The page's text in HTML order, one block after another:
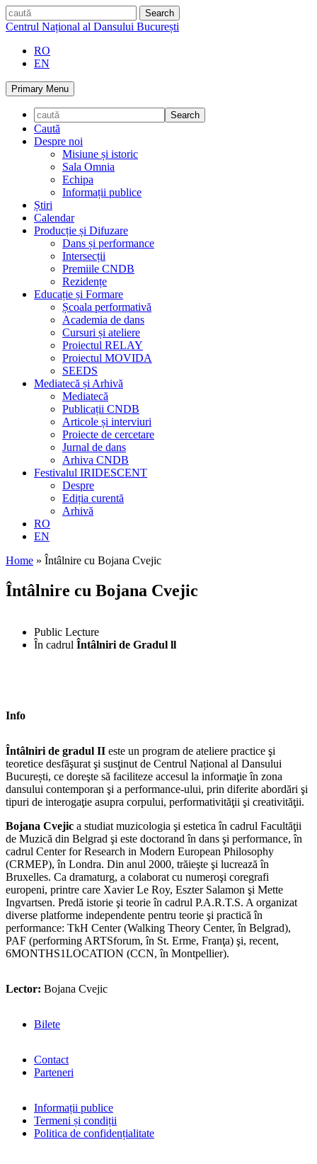
Skip
to
caută
Centrul Național al Dansului București
RO
EN
Primary Menu
Caută
Despre noi
Misiune și istoric
Sala Omnia
Echipa
Informații publice
Știri
Calendar
Producție și Difuzare
Dans și performance
Intersecții
Premiile CNDB
Rezidențe
Educație și Formare
Școala performativă
Academia de dans
Cursuri și ateliere
Proiectul RELAY
Proiectul MOVIDA
SEEDS
Mediatecă și Arhivă
Mediatecă
Publicații CNDB
Articole și interviuri
Proiecte de cercetare
Jurnal de dans
Arhiva CNDB
Festivalul IRIDESCENT
Despre
Ediția curentă
Arhivă
RO
EN
Home » Întâlnire cu Bojana Cvejic
Întâlnire cu Bojana Cvejic
Public Lecture
În cadrul Întâlniri de Gradul ll
Info
Întâlniri de gradul II este un program de ateliere practice şi
teoretice desfăşurat şi susţinut de Centrul Național al Dansului
București, ce doreşte să faciliteze accesul la informaţie în zona
dansului contemporan şi a performance-ului, prin diferite abordări şi
tipuri de interogaţie asupra corpului, performativităţii şi creativităţii.
Bojana Cvejic a studiat muzicologia şi estetica în cadrul Facultăţii
de Muzică din Belgrad şi este doctorand în dans şi performance, în
cadrul Center for Research in Modern European Philosophy
(CRMEP), în Londra. Din anul 2000, trăieşte şi lucrează în
Bruxelles. Ca dramaturg, a colaborat cu numeroşi coregrafi
europeni, printre care Xavier Le Roy, Eszter Salamon şi Mette
Ingvartsen. Predă istorie şi teorie în cadrul P.A.R.T.S. A organizat
diverse platforme independente pentru teorie şi practică în
performance: TkH Center (Walking Theory Center, în Belgrad),
PAF (performing ARTSforum, în St. Erme, Franţa) şi, recent,
6MONTHS1LOCATION (CCN, în Montpellier).
Lector: Bojana Cvejic
Bilete
Contact
Parteneri
Informații publice
Termeni și condiții
Politica de confidențialitate